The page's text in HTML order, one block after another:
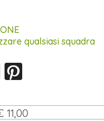
qualsiasi squadra
11,00